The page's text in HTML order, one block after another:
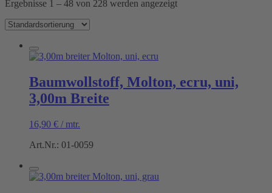
Ergebnisse 1 – 48 von 228 werden angezeigt
Baumwollstoff, Molton, ecru, uni,
3,00m Breite
16,90 € / mtr.
Art.Nr.: 01-0059